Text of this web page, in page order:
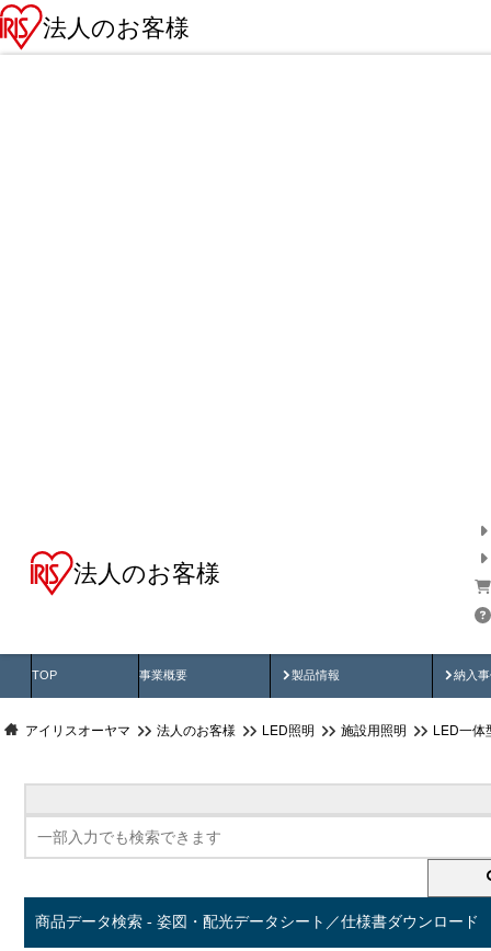
法人のお客様
法人のお客様
TOP 事業概要 製品情報
製品動画 納入
納
アイリスオーヤマ 法人のお客様 LED照明 施設用照明 LED一体
商品データ検索 - 姿図・配光データシート／仕様書ダウンロード